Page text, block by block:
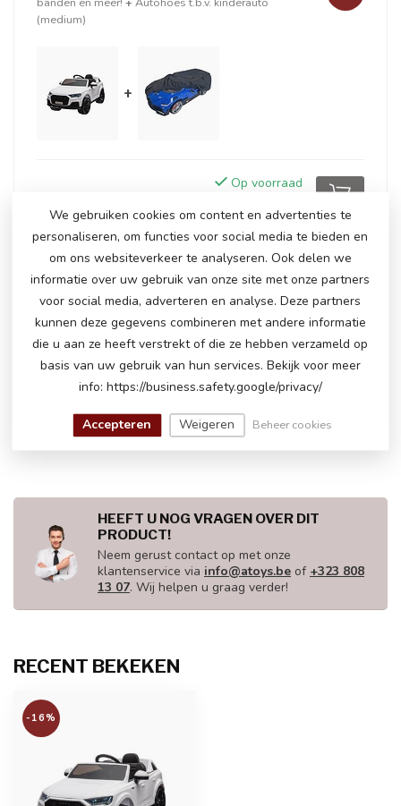
(medium)
+
Op voorraad
GERELATEERDE PRODUCTEN
Audi Q7, 12 volt elektrische
kinderauto
Niet op voorraad
€300,00
€255,00
kinderauto
Op voorraad
€255,00
HEEFT U NOG VRAGEN OVER DIT
PRODUCT!
Neem gerust contact op met onze
klantenservice via info@atoys.be of +323 808
13 07. Wij helpen u graag verder!
RECENT BEKEKEN
-16%
We gebruiken cookies om content en advertenties te
personaliseren, om functies voor social media te bieden en
om ons websiteverkeer te analyseren. Ook delen we
informatie over uw gebruik van onze site met onze partners
voor social media, adverteren en analyse. Deze partners
kunnen deze gegevens combineren met andere informatie
die u aan ze heeft verstrekt of die ze hebben verzameld op
basis van uw gebruik van hun services. Bekijk voor meer
info: https://business.safety.google/privacy/
Accepteren Weigeren Beheer cookies